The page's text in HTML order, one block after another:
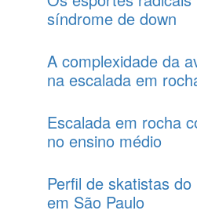
síndrome de down
A complexidade da
na escalada em
Escalada em rocha
no ensino médio
Perfil de skatistas
em São Paulo